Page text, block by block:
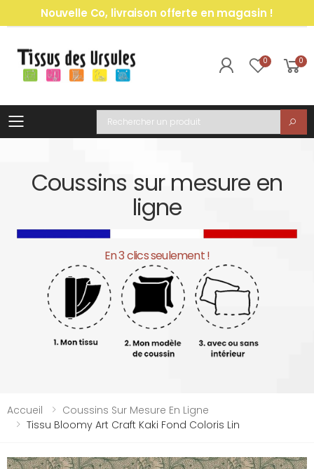
Nouvelle Co, livraison offerte en magasin !
0 0
Toggle mobile menu
Recherche
Coussins sur mesure en
ligne
En 3 clics seulement !
Accueil
Coussins Sur Mesure En Ligne
Tissu Bloomy Art Craft Kaki Fond Coloris Lin